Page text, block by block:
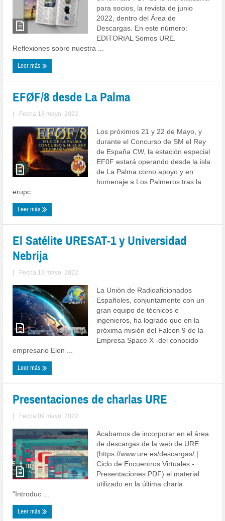
para socios, la revista de junio
2022, dentro del Área de
Descargas. En este número:
EDITORIAL Somos URE.
Reflexiones sobre nuestra ...
Leer más
EFØF/8 desde La Palma
| Fecha:18 mayo, 2022
Los próximos 21 y 22 de Mayo, y
durante el Concurso de SM el Rey
de España CW, la estación especial
EF0F estará operando desde la isla
de La Palma como apoyo y en
homenaje a Los Palmeros tras la
erupc ...
Leer más
El Satélite URESAT-1 y Universidad
Nebrija
| Fecha:13 mayo, 2022
La Unión de Radioaficionados
Españoles, conjuntamente con un
gran equipo de técnicos e
ingenieros, ha logrado que en la
próxima misión del Falcon 9 de la
Empresa Space X -del conocido
empresario Elon ...
Leer más
Presentaciones de charlas URE
| Fecha:09 mayo, 2022
Acabamos de incorporar en el área
de descargas de la web de URE
(https://www.ure.es/descargas/ |
Ciclo de Encuentros Virtuales -
Presentaciones PDF) el material
utilizado en la última charla
”Introduc ...
Leer más